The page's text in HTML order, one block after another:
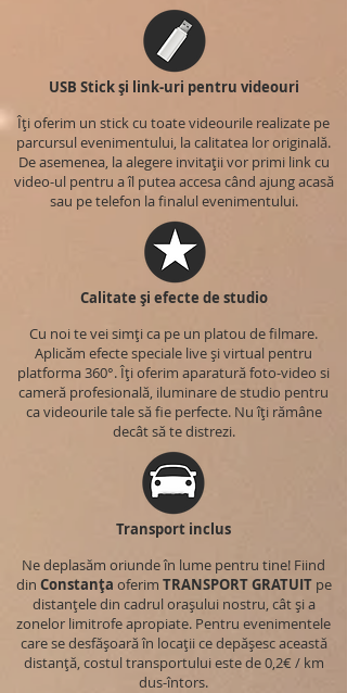
USB Stick și link-uri pentru videouri
Îți oferim un stick cu toate videourile realizate pe
parcursul evenimentului, la calitatea lor originală.
De asemenea, la alegere invitații vor primi link cu
video-ul pentru a îl putea accesa când ajung acasă
sau pe telefon la finalul evenimentului.
Calitate și efecte de studio
Cu noi te vei simți ca pe un platou de filmare.
Aplicăm efecte speciale live și virtual pentru
platforma 360°. Îți oferim aparatură foto-video si
cameră profesională, iluminare de studio pentru
ca videourile tale să fie perfecte. Nu îți rămâne
decât să te distrezi.
Transport inclus
Ne deplasăm oriunde în lume pentru tine! Fiind
din Constanța oferim TRANSPORTGRATUITpe
distanțele din cadrul orașului nostru, cât și a
zonelor limitrofe apropiate. Pentru evenimentele
care se desfășoară în locații ce depășesc această
distanță, costul transportului este de 0,2€ / km
dus-întors.